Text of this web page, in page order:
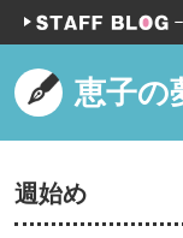
恵子の
週始め